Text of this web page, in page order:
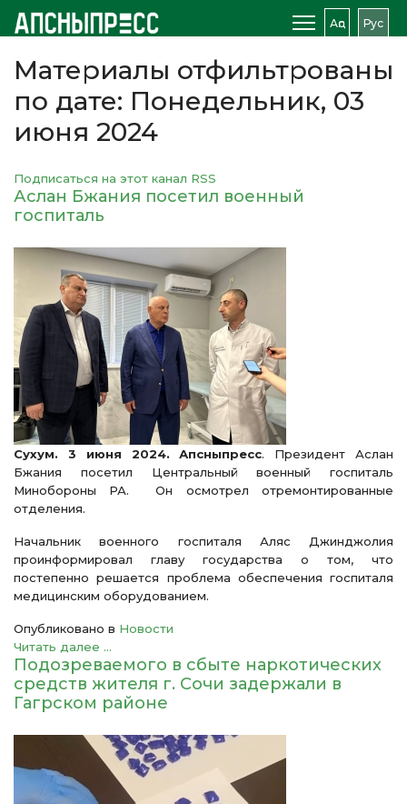
Аԥс Рус
Материалы отфильтрованы
по дате: Понедельник, 03
июня 2024
Подписаться на этот канал RSS
Аслан Бжания посетил военный
госпиталь
Сухум. 3 июня 2024. Апсныпресс. Президент Аслан
Бжания посетил Центральный военный госпиталь
Минобороны РА. Он осмотрел отремонтированные
отделения.
Начальник военного госпиталя Аляс Джинджолия
проинформировал главу государства о том, что
постепенно решается проблема обеспечения госпиталя
медицинским оборудованием.
Опубликовано в Новости
Читать далее ...
Подозреваемого в сбыте наркотических
средств жителя г. Сочи задержали в
Гагрском районе